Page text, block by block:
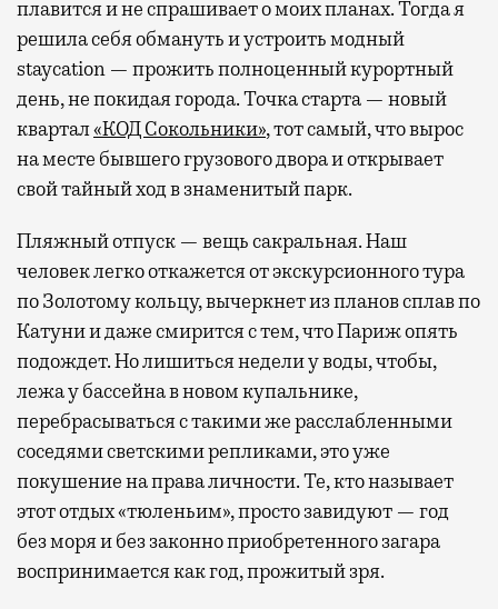
плавится и не спрашивает о моих планах. Тогда я
решила себя обмануть и устроить модный
staycation — прожить полноценный курортный
день, не покидая города. Точка старта — новый
квартал«КОД Сокольники», тот самый, что вырос
на месте бывшего грузового двора и открывает
свой тайный ход в знаменитый парк.
Пляжный отпуск — вещь сакральная. Наш
человек легко откажется от экскурсионного тура
по Золотому кольцу, вычеркнет из планов сплав по
Катуни и даже смирится с тем, что Париж опять
подождет. Но лишиться недели у воды, чтобы,
лежа у бассейна в новом купальнике,
перебрасываться с такими же расслабленными
соседями светскими репликами, это уже
покушение на права личности. Те, кто называет
этот отдых «тюленьим», просто завидуют — год
без моря и без законно приобретенного загара
воспринимается как год, прожитый зря.